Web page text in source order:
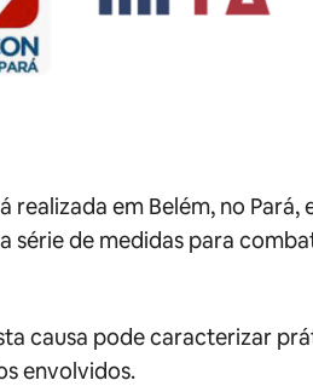
realizada em Belém, no Pará,
série de medidas para
causa pode caracterizar
envolvidos.